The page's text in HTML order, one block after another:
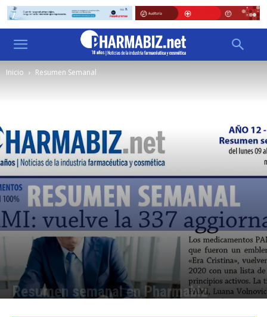
Inicio Resumen Semanal
Resumen semanal en Pharmabiz